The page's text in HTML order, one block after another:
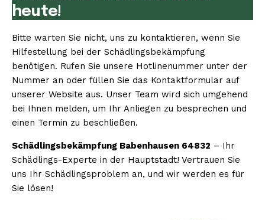
heute!
Bitte warten Sie nicht, uns zu kontaktieren, wenn Sie
Hilfestellung bei der Schädlingsbekämpfung
benötigen. Rufen Sie unsere Hotlinenummer unter der
Nummer an oder füllen Sie das Kontaktformular auf
unserer Website aus. Unser Team wird sich umgehend
bei Ihnen melden, um Ihr Anliegen zu besprechen und
einen Termin zu beschließen.
Schädlingsbekämpfung Babenhausen 64832 – Ihr
Schädlings-Experte in der Hauptstadt! Vertrauen Sie
uns Ihr Schädlingsproblem an, und wir werden es für
Sie lösen!